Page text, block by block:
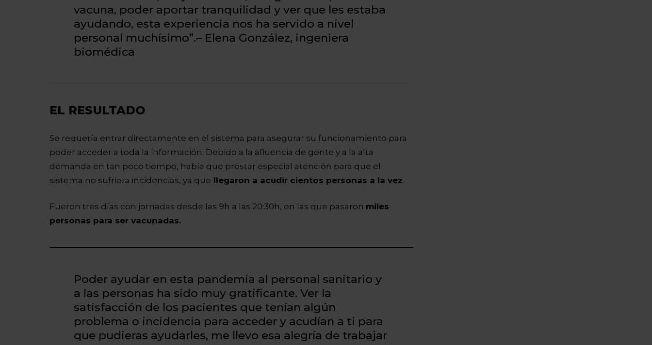
vacuna, poder aportar tranquilidad y ver que les estaba
ayudando, esta experiencia nos ha servido a nivel
personal muchísimo”.– Elena González, ingeniera
biomédica
EL RESULTADO
Se requería entrar directamente en el sistema para asegurar su funcionamiento para
poder acceder a toda la información. Debido a la afluencia de gente y a la alta
demanda en tan poco tiempo, había que prestar especial atención para que el
sistema no sufriera incidencias, ya que llegaron a acudir cientos personas a la vez.
Fueron tres días con jornadas desde las 9h a las 20:30h, en las que pasaron miles
personas para ser vacunadas.
Poder ayudar en esta pandemia al personal sanitario y
a las personas ha sido muy gratificante. Ver la
satisfacción de los pacientes que tenían algún
problema o incidencia para acceder y acudían a ti para
que pudieras ayudarles, me llevo esa alegría de trabajar